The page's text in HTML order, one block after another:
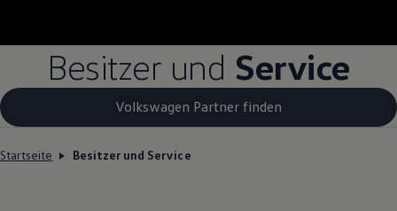
Besitzer und Service
Volkswagen Partner finden
Startseite Besitzer und Service